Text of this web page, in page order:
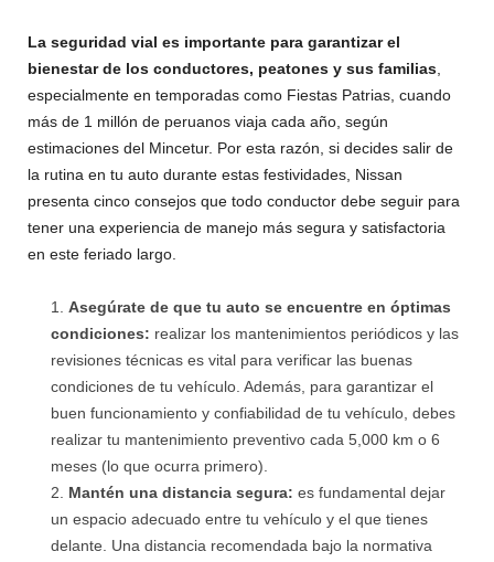
La seguridad vial es importante para garantizar el
bienestar de los conductores, peatones y sus familias,
especialmente en temporadas como Fiestas Patrias, cuando
más de 1 millón de peruanos viaja cada año, según
estimaciones del Mincetur. Por esta razón, si decides salir de
la rutina en tu auto durante estas festividades, Nissan
presenta cinco consejos que todo conductor debe seguir para
tener una experiencia de manejo más segura y satisfactoria
en este feriado largo.
Asegúrate de que tu auto se encuentre en óptimas
condiciones: realizar los mantenimientos periódicos y las
revisiones técnicas es vital para verificar las buenas
condiciones de tu vehículo. Además, para garantizar el
buen funcionamiento y confiabilidad de tu vehículo, debes
realizar tu mantenimiento preventivo cada 5,000 km o 6
meses (lo que ocurra primero).
Mantén una distancia segura: es fundamental dejar
un espacio adecuado entre tu vehículo y el que tienes
delante. Una distancia recomendada bajo la normativa